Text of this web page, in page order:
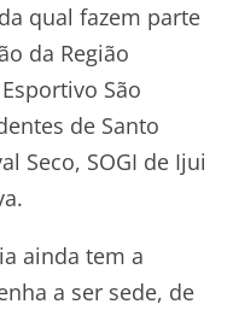
qual fazem parte
da Região
São
de Santo
Seco, SOGI de Ijui
ainda tem a
a ser sede, de